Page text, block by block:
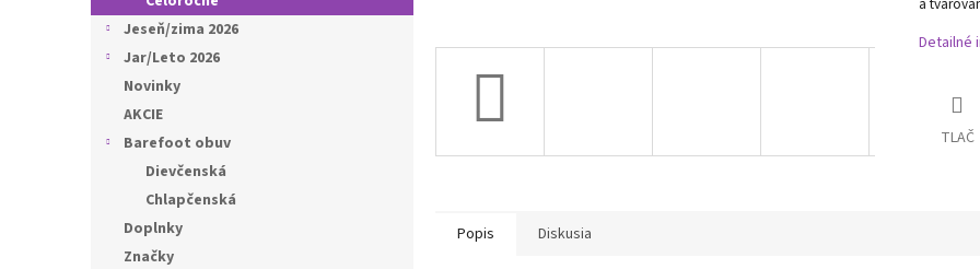
Jeseň/zima 2026
Jar/Leto 2026
Novinky
AKCIE
Barefoot obuv
Dievčenská
Chlapčenská
Doplnky
Značky
Detailné
TLAČ
Popis Diskusia